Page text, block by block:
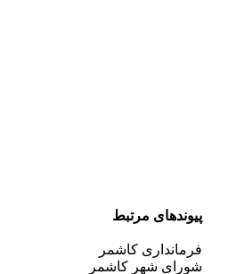
پیوندهای مرتبط
فرمانداری کاشمر
شورای شهر کاشمر